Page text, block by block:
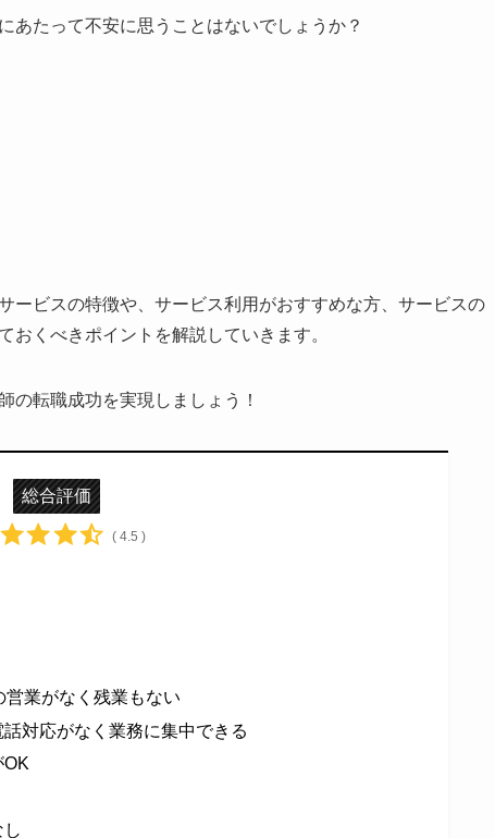
あたって不安に思うことはないでしょうか？
ービスの特徴や、サービス利用がおすすめな方、サービスの
おくべきポイントを解説していきます。
の転職成功を実現しましょう！
総合評価
( 4.5 )
業がなく残業もない
対応がなく業務に集中できる
OK